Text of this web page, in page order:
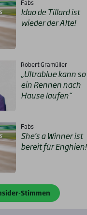
Fabs
Idao de Til­lard ist
wie­der der Alte!
Robert Gramüller
„Ultra­b­lue kann so
ein Ren­nen nach
Hau­se lau­fen“
Fabs
She’s a Win­ner ist
bereit für Eng­hien!
Stimmen